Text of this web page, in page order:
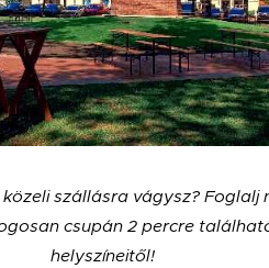
szállásra vágysz? Foglalj
csupán 2 percre
helyszíneitől!